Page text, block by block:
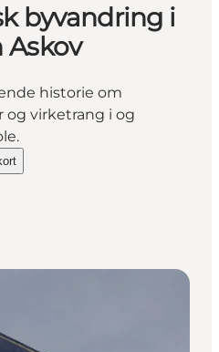
byvandring i
Askov
historie om
og virketrang i og
byvandring i
byvandring i højskolebyen